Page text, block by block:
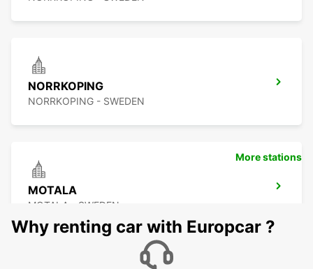
NORRKOPING
NORRKOPING - SWEDEN
MOTALA
MOTALA - SWEDEN
More stations
Why renting car with Europcar ?